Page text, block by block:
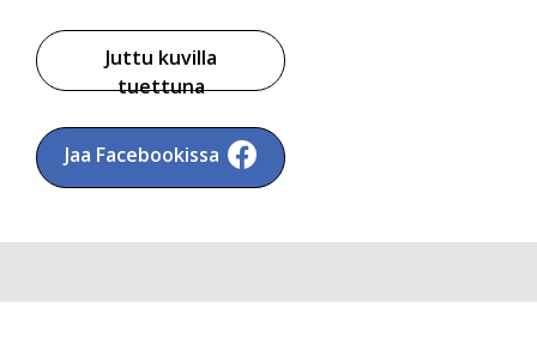
Juttu kuvilla
tuettuna
Jaa Facebookissa